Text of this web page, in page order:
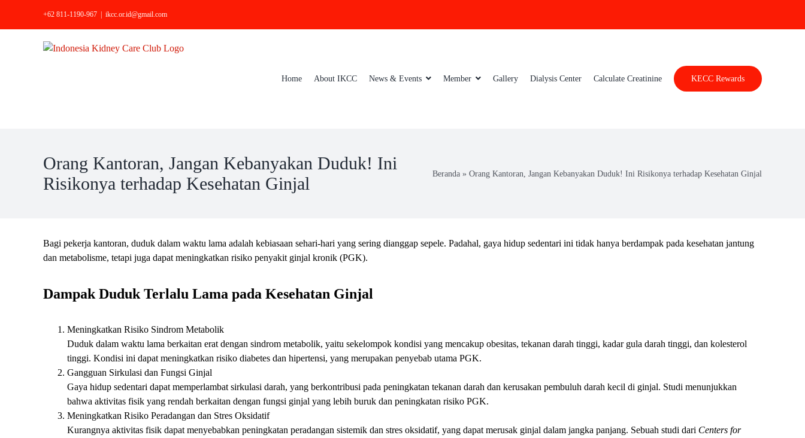
+62 811-1190-967 ikcc.or.id@gmail.com
Home About IKCC News & Events Member Gallery Dialysis Center Calculate Creatinine KECC Rewards
Orang Kantoran, Jangan Kebanyakan Duduk! Ini
Risikonya terhadap Kesehatan Ginjal
Beranda » Orang Kantoran, Jangan Kebanyakan Duduk! Ini Risikonya terhadap Kesehatan Ginjal
Bagi pekerja kantoran, duduk dalam waktu lama adalah kebiasaan sehari-hari yang sering dianggap sepele. Padahal, gaya hidup sedentari ini tidak hanya berdampak pada kesehatan jantung
dan metabolisme, tetapi juga dapat meningkatkan risiko penyakit ginjal kronik (PGK).
Dampak Duduk Terlalu Lama pada Kesehatan Ginjal
Meningkatkan Risiko Sindrom Metabolik
Duduk dalam waktu lama berkaitan erat dengan sindrom metabolik, yaitu sekelompok kondisi yang mencakup obesitas, tekanan darah tinggi, kadar gula darah tinggi, dan kolesterol
tinggi. Kondisi ini dapat meningkatkan risiko diabetes dan hipertensi, yang merupakan penyebab utama PGK.
Gangguan Sirkulasi dan Fungsi Ginjal
Gaya hidup sedentari dapat memperlambat sirkulasi darah, yang berkontribusi pada peningkatan tekanan darah dan kerusakan pembuluh darah kecil di ginjal. Studi menunjukkan
bahwa aktivitas fisik yang rendah berkaitan dengan fungsi ginjal yang lebih buruk dan peningkatan risiko PGK.
Meningkatkan Risiko Peradangan dan Stres Oksidatif
Kurangnya aktivitas fisik dapat menyebabkan peningkatan peradangan sistemik dan stres oksidatif, yang dapat merusak ginjal dalam jangka panjang. Sebuah studi dari Centers for